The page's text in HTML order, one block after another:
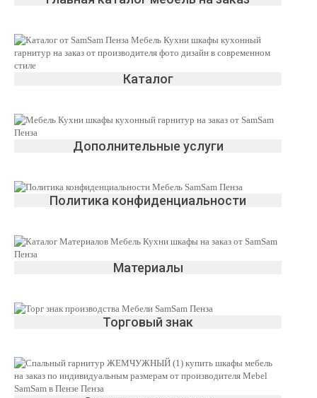
Каталог
Дополнительные услуги
Политика конфиденциальности
Материалы
Торговый знак